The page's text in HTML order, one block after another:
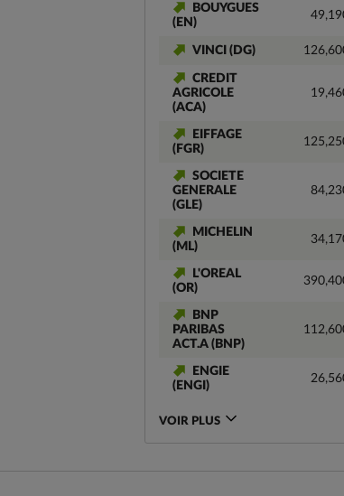
BOUYGUES
(EN)
VINCI (DG)
CREDIT
AGRICOLE
(ACA)
EIFFAGE
(FGR)
SOCIETE
GENERALE
(GLE)
MICHELIN
(ML)
L'OREAL
(OR)
BNP
PARIBAS
ACT.A (BNP)
ENGIE
(ENGI)
VOIR PLUS